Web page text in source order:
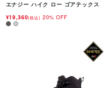
エナジー ハイク ロー ゴアテックス
¥19,360(税込) 20% OFF